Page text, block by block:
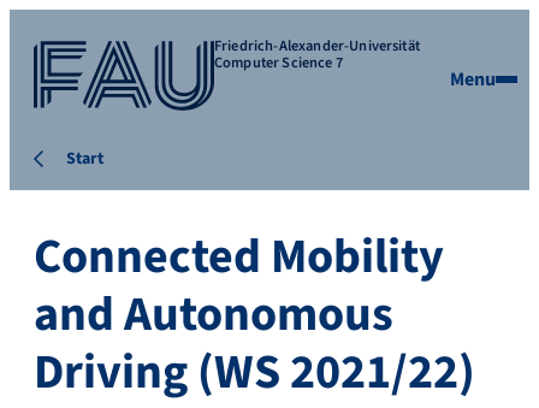
Friedrich-Alexander-Universität
Computer Science 7
Menu
Start
Connected Mobility
and Autonomous
Driving (WS 2021/22)